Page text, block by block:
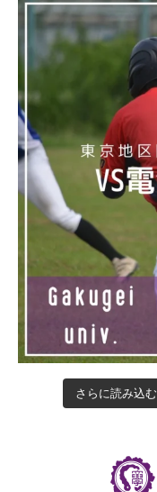
さらに読み込む